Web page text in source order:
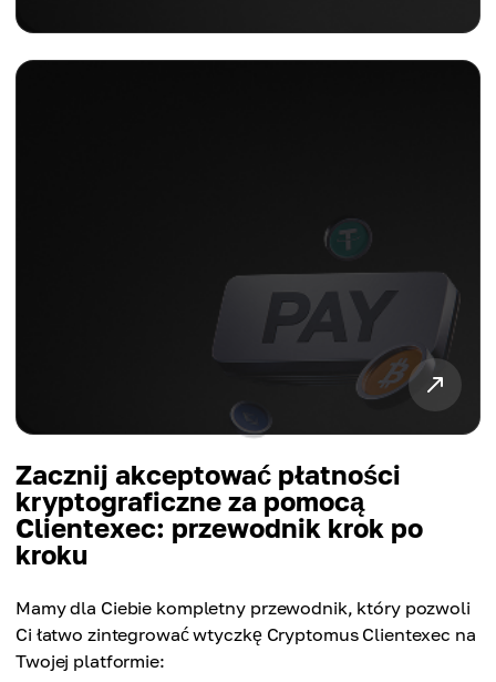
Zacznij akceptować płatności
kryptograficzne za pomocą
Clientexec: przewodnik krok po
kroku
Mamy dla Ciebie kompletny przewodnik, który pozwoli
Ci łatwo zintegrować wtyczkę Cryptomus Clientexec na
Twojej platformie: